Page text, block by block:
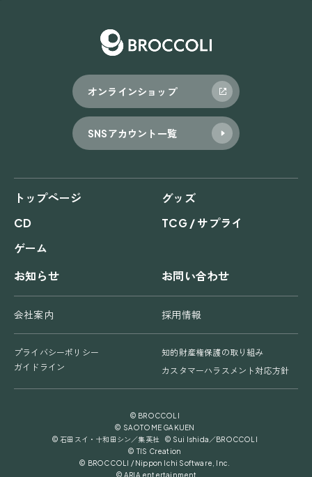
オンラインショップ
SNSアカウント一覧
トップページ
グッズ
CD
TCG / サプライ
ゲーム
お知らせ
お問い合わせ
会社案内 採用情報
プライバシーポリシー
知的財産権保護の取り組み
ガイドライン
カスタマーハラスメント対応方針
© BROCCOLI
© SAOTOME GAKUEN
© 石田スイ・十和田シン／集英社 © Sui Ishida／BROCCOLI
© TIS Creation
© BROCCOLI / Nippon Ichi Software, Inc.
© ARIA entertainment